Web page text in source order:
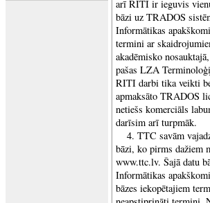
arī RITI ir ieguvis
bāzi uz TRADOS
Informātikas
termini ar
akadēmisko
pašas LZA
RITI darbi tika veikti
apmaksāto TRADOS
netiešs komerciāls
darīsim arī turpmāk.
4. TTC savām
bāzi, ko pirms dažiem
www.ttc.lv. Šajā datu
Informātikas
bāzes iekopētajiem